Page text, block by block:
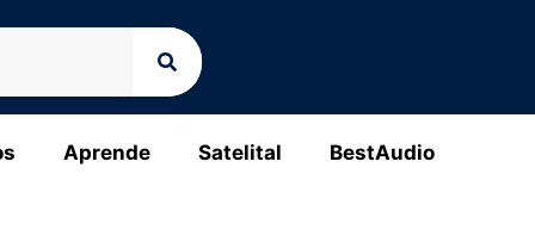
Aprende Satelital BestAudio